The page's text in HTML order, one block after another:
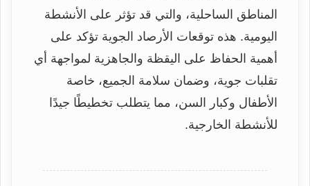
المناطق الساحلية، والتي قد تؤثر على الأنشطة
اليومية. هذه توقعات الأرصاد الجوية تؤكد على
أهمية الحفاظ على اليقظة والجاهزية لمواجهة أي
تقلبات جوية، وضمان سلامة الجميع، خاصة
الأطفال وكبار السن، مما يتطلب تخطيطًا جيدًا
للأنشطة الخارجية.